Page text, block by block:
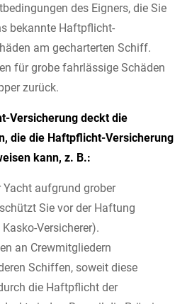
des Eigners, die Sie
bekannte Haftpflicht-
am gecharterten Schiff.
für grobe fahrlässige Schäden
zurück.
Versicherung deckt die
die die Haftpflicht-Versicherung
kann, z. B.:
Yacht aufgrund grober
Sie vor der Haftung
Versicherer).
an Crewmitgliedern
Schiffen, soweit diese
die Haftpflicht der